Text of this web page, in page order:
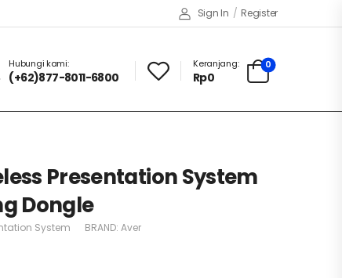
Sign In / Register
Hubungi kami:
(+62)877-8011-6800
Keranjang:
Rp0
0
Presentation System
Dongle
System BRAND: Aver